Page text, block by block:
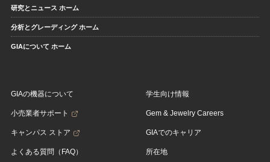
研究とニュース ホーム
分析とグレーディング ホーム
GIAについて ホーム
GIAの機器について
小売業者サポート
キャンパス ストア
よくある質問（FAQ）
学生向け情報
Gem & Jewelry Careers
GIAでのキャリア
所在地